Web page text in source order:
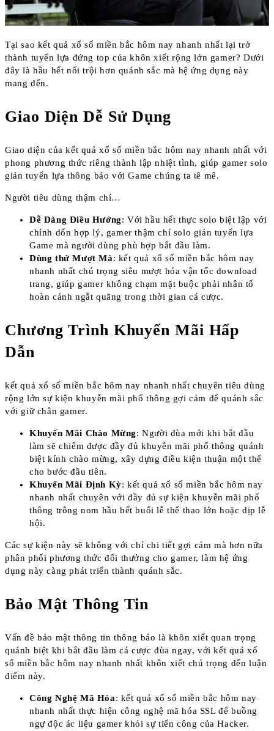
Tại sao kết quả xổ số miền bắc hôm nay nhanh nhất lại trở
thành tuyển lựa đứng top của khôn xiết rộng lớn gamer? Dưới
đây là hầu hết nổi trội hơn quánh sắc mà hệ ứng dụng này
mang đến.
Giao Diện Dễ Sử Dụng
Giao diện của kết quả xổ số miền bắc hôm nay nhanh nhất với
phong phương thức riêng thành lập nhiệt tình, giúp gamer solo
giản tuyển lựa thông báo với Game chúng ta tê mê.
Người tiêu dùng thậm chí…
Dễ Dàng Điều Hướng: Với hầu hết thực solo biệt lập với
chỉnh dốn hợp lý, gamer thậm chí solo giản tuyển lựa
Game mà người dùng phù hợp bắt đầu làm.
Dùng thử Mượt Mà: kết quả xổ số miền bắc hôm nay
nhanh nhất chú trọng siêu mượt hóa vận tốc download
trang, giúp gamer không chạm mặt buộc phải nhân tố
hoàn cảnh ngắt quãng trong thời gian cá cược.
Chương Trình Khuyến Mãi Hấp
Dẫn
kết quả xổ số miền bắc hôm nay nhanh nhất chuyên tiêu dùng
rộng lớn sự kiện khuyễn mãi phổ thông gợi cảm để quánh sắc
với giữ chân gamer.
Khuyến Mãi Chào Mừng: Người đùa mới khi bắt đầu
làm sẽ chiếm được đầy đủ khuyễn mãi phổ thông quánh
biệt kính chào mừng, xây dựng điều kiện thuận một thể
cho bước đầu tiên.
Khuyến Mãi Định Kỳ: kết quả xổ số miền bắc hôm nay
nhanh nhất chuyên với đầy đủ sự kiện khuyễn mãi phổ
thông trông nom hầu hết buổi lễ thể thao lớn hoặc dịp lễ
hội.
Các sự kiện này sẽ không với chỉ chi tiết gợi cảm mà hơn nữa
phân phối phương thức đổi thưởng cho gamer, làm hệ ứng
dụng này càng phát triển thành quánh sắc.
Bảo Mật Thông Tin
Vấn đề bảo mật thông tin thông báo là khôn xiết quan trọng
quánh biệt khi bắt đầu làm cá cược đùa ngay, với kết quả xổ
số miền bắc hôm nay nhanh nhất khôn xiết chú trọng đến luận
điểm này.
Công Nghệ Mã Hóa: kết quả xổ số miền bắc hôm nay
nhanh nhất thực hiện công nghệ mã hóa SSL để buồng
ngự độc ác liệu gamer khỏi sự tiến công của Hacker.